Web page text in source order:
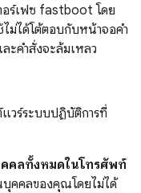
อร์เฟซ fastboot โดย
ม่ได้โต้ตอบกับหน้าจอคำ
ะคำสั่งจะล้มเหลว
ร์ระบบปฏิบัติการที่
คลทั้งหมดในโทรศัพท์
คคลของคุณโดยไม่ได้